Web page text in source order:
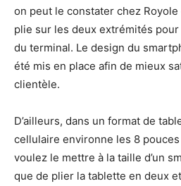
on peut le constater chez Royole
plie sur les deux extrémités pour
du terminal. Le design du
été mis en place afin de mieux
clientèle.
D’ailleurs, dans un format de
cellulaire environne les 8
voulez le mettre à la taille d’un
que de plier la tablette en deux